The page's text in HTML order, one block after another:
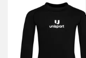
Megnyit egy modált